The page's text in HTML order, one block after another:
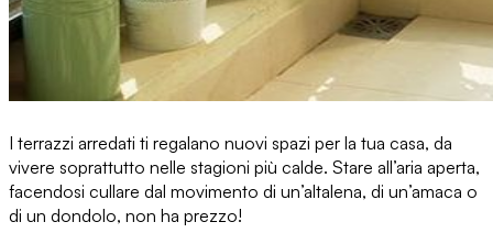
I terrazzi arredati ti regalano nuovi spazi per la tua casa, da
vivere soprattutto nelle stagioni più calde. Stare all’aria aperta,
facendosi cullare dal movimento di un’altalena, di un’amaca o
di un dondolo, non ha prezzo!